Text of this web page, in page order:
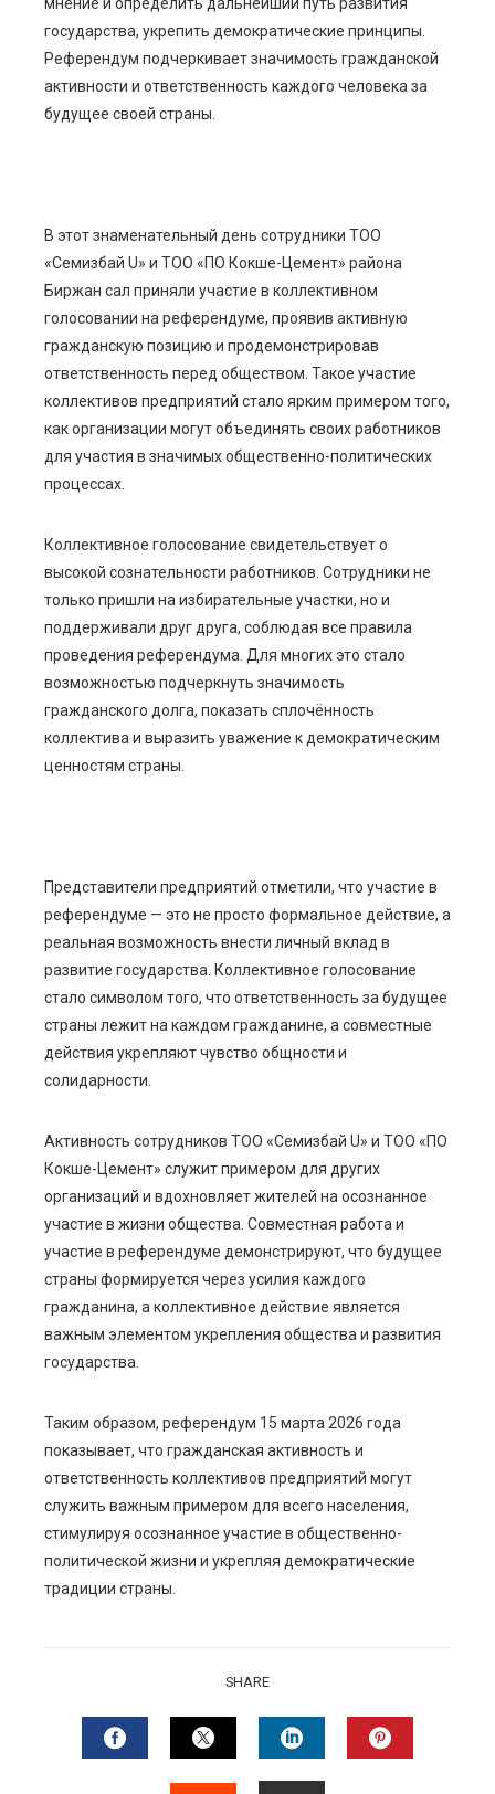
мнение и определить дальнейший путь развития
государства, укрепить демократические принципы.
Референдум подчеркивает значимость гражданской
активности и ответственность каждого человека за
будущее своей страны.
В этот знаменательный день сотрудники ТОО
«Семизбай U» и ТОО «ПО Кокше-Цемент» района
Биржан сал приняли участие в коллективном
голосовании на референдуме, проявив активную
гражданскую позицию и продемонстрировав
ответственность перед обществом. Такое участие
коллективов предприятий стало ярким примером того,
как организации могут объединять своих работников
для участия в значимых общественно-политических
процессах.
Коллективное голосование свидетельствует о
высокой сознательности работников. Сотрудники не
только пришли на избирательные участки, но и
поддерживали друг друга, соблюдая все правила
проведения референдума. Для многих это стало
возможностью подчеркнуть значимость
гражданского долга, показать сплочённость
коллектива и выразить уважение к демократическим
ценностям страны.
Представители предприятий отметили, что участие в
референдуме — это не просто формальное действие, а
реальная возможность внести личный вклад в
развитие государства. Коллективное голосование
стало символом того, что ответственность за будущее
страны лежит на каждом гражданине, а совместные
действия укрепляют чувство общности и
солидарности.
Активность сотрудников ТОО «Семизбай U» и ТОО «ПО
Кокше-Цемент» служит примером для других
организаций и вдохновляет жителей на осознанное
участие в жизни общества. Совместная работа и
участие в референдуме демонстрируют, что будущее
страны формируется через усилия каждого
гражданина, а коллективное действие является
важным элементом укрепления общества и развития
государства.
Таким образом, референдум 15 марта 2026 года
показывает, что гражданская активность и
ответственность коллективов предприятий могут
служить важным примером для всего населения,
стимулируя осознанное участие в общественно-
политической жизни и укрепляя демократические
традиции страны.
SHARE
FACEBOOKTWITTERLINKEDIN